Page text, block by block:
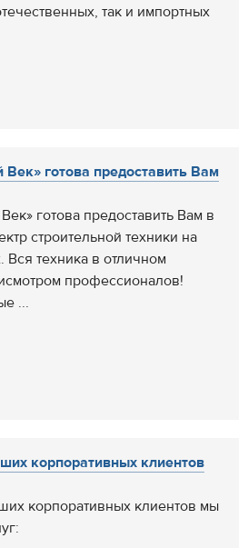
так и импортных
готова предоставить Вам
готова предоставить Вам в
строительной техники на
техника в отличном
профессионалов!
...
корпоративных клиентов
корпоративных клиентов мы